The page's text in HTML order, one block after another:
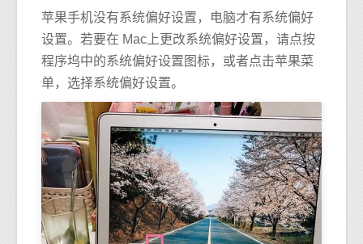
苹果手机没有系统偏好设置，电脑才有系统偏好
设置。若要在 Mac上更改系统偏好设置，请点按
程序坞中的系统偏好设置图标，或者点击苹果菜
单，选择系统偏好设置。